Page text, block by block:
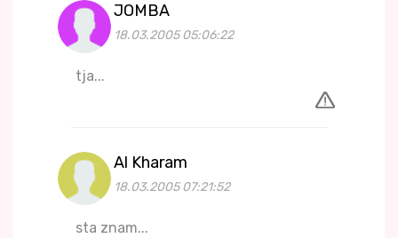
JOMBA
18.03.2005 05:06:22
tja...
Al Kharam
18.03.2005 07:21:52
sta znam...